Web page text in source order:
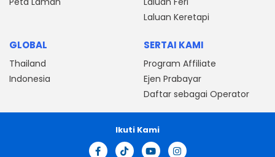
Laluan Keretapi
GLOBAL
Thailand
Indonesia
SERTAI KAMI
Program Affiliate
Ejen Prabayar
Daftar sebagai Operator
Ikuti Kami